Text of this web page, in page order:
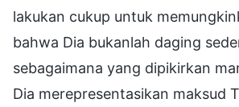
lakukan cukup untuk
bahwa Dia bukanlah daging
sebagaimana yang dipikirkan
Dia merepresentasikan maksud